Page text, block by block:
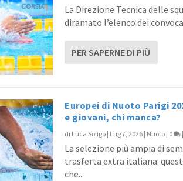
La Direzione Tecnica delle
diramato l’elenco dei
PER SAPERNE DI PIÙ
Europei di Nuoto Parigi
e giovani, chi manca?
di Luca Soligo | Lug 7, 2026 | Nuoto | 0 |
La selezione più ampia di
trasferta extra italiana:
che...